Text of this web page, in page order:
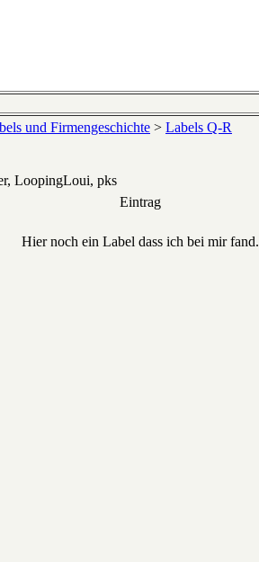
und Firmengeschichte > Labels Q-R
LoopingLoui, pks
Eintrag
Hier noch ein Label dass ich bei mir fand.